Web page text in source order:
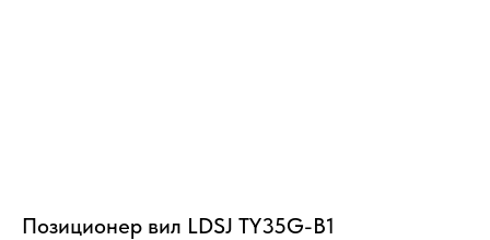
Позиционер вил LDSJ TY35G-B1